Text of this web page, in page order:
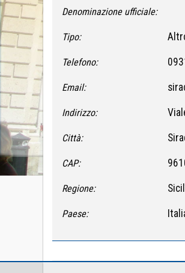
Denominazione ufficiale:
Tipo:
Telefono:
Email:
Indirizzo:
Città:
CAP:
Regione:
Paese: